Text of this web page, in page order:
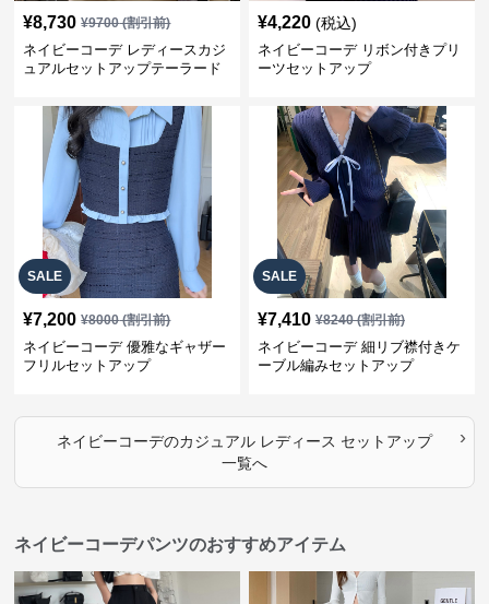
¥8,730 ¥9700(割引前)
ネイビーコーデ レディースカジ
ュアルセットアップテーラード
¥4,220 (税込)
ネイビーコーデ リボン付きプリ
ーツセットアップ
SALE
¥7,200 ¥8000(割引前)
ネイビーコーデ 優雅なギャザー
フリルセットアップ
SALE
¥7,410 ¥8240(割引前)
ネイビーコーデ 細リブ襟付きケ
ーブル編みセットアップ
ネイビーコーデのカジュアル レディース セットアップ
一覧へ
›
ネイビーコーデパンツのおすすめアイテム